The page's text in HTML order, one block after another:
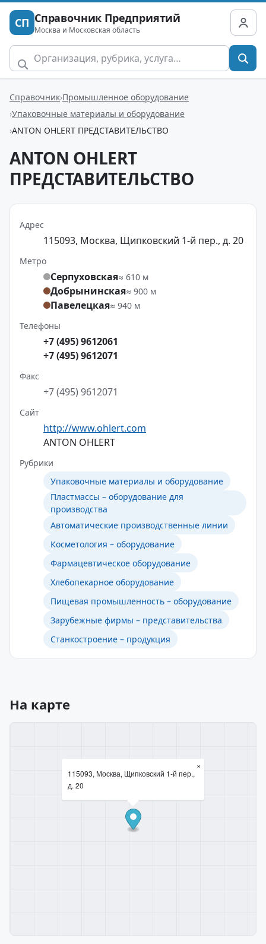
СП Справочник Предприятий
Москва и Московская область
Справочник Промышленное оборудование
Упаковочные материалы и оборудование
ANTON OHLERT ПРЕДСТАВИТЕЛЬСТВО
ANTON OHLERT
ПРЕДСТАВИТЕЛЬСТВО
Адрес
115093, Москва, Щипковский 1-й пер., д. 20
Метро
Серпуховская≈ 610 м
Добрынинская≈ 900 м
Павелецкая≈ 940 м
Телефоны
+7 (495) 9612061
+7 (495) 9612071
Факс
+7 (495) 9612071
Сайт
http://www.ohlert.com
ANTON OHLERT
Рубрики
Упаковочные материалы и оборудование
Пластмассы – оборудование для
производства
Автоматические производственные линии
Косметология – оборудование
Фармацевтическое оборудование
Хлебопекарное оборудование
Пищевая промышленность – оборудование
Зарубежные фирмы – представительства
Станкостроение – продукция
На карте
115093, Москва, Щипковский 1-й пер.,
д. 20
×